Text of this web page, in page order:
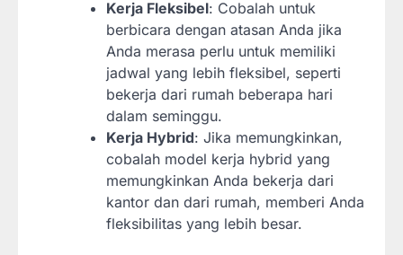
Kerja Fleksibel: Cobalah untuk
berbicara dengan atasan Anda jika
Anda merasa perlu untuk memiliki
jadwal yang lebih fleksibel, seperti
bekerja dari rumah beberapa hari
dalam seminggu.
Kerja Hybrid: Jika memungkinkan,
cobalah model kerja hybrid yang
memungkinkan Anda bekerja dari
kantor dan dari rumah, memberi Anda
fleksibilitas yang lebih besar.